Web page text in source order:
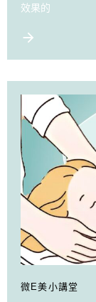
效果的
微E美小講堂